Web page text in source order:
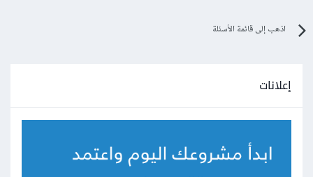
اذهب إلى قائمة الأسئلة
إعلانات